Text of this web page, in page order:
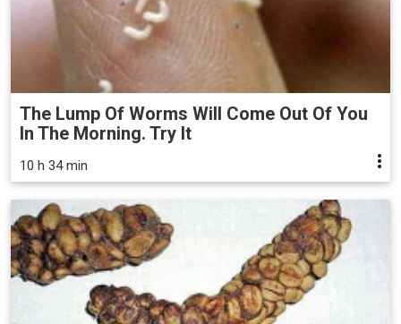
The Lump Of Worms Will Come Out Of You
In The Morning. Try It
10 h 34 min